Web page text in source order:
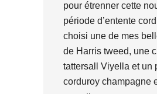
pour étrenner cette
période d’entente
choisi une de mes
de Harris tweed, une
tattersall Viyella et un
corduroy champagne